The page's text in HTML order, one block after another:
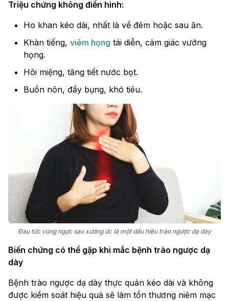
Triệu chứng không điển hình:
Ho khan kéo dài, nhất là về đêm hoặc sau ăn.
Khàn tiếng, viêm họng tái diễn, cảm giác vướng
họng.
Hôi miệng, tăng tiết nước bọt.
Buồn nôn, đầy bụng, khó tiêu.
Đau tức vùng ngực sau xương ức là một dấu hiệu trào ngược dạ dày
Biến chứng có thể gặp khi mắc bệnh trào ngược dạ
dày
Bệnh trào ngược dạ dày thực quản kéo dài và không
được kiểm soát hiệu quả sẽ làm tổn thương niêm mạc